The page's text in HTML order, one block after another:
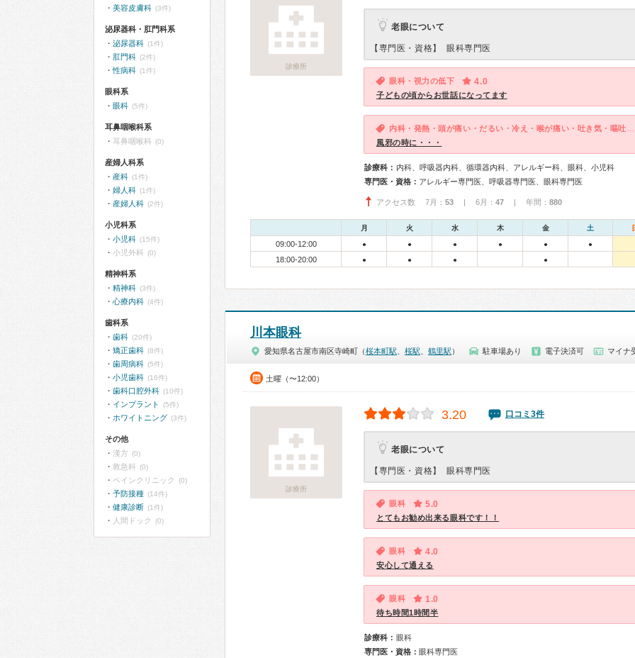
診療所
老眼について
【専門医・資格】 眼科専門医
眼科・視力の低下 4.0
子どもの頃からお世話になってます
風邪の時に・・・
診療科： 内科、呼吸器内科、循環器内科、アレルギー科、眼科、小児科
専門医・資格： アレルギー専門医、呼吸器専門医、眼科専門医
アクセス数 7月： 53 | 6月： 47 | 年間： 880
月 火 水 木 金 土
09:00-12:00 ● ● ● ● ● ●
18:00-20:00 ● ● ● ●
川本眼科
愛知県名古屋市南区寺崎町（桜本町駅 桜駅 鶴里駅 ） 駐車場あり 電子決済可 マイナ
土曜（〜12:00）
診療所
3.20 口コミ3件
老眼について
【専門医・資格】 眼科専門医
眼科 5.0
とてもお勧め出来る眼科です！！
眼科 4.0
安心して通える
眼科 1.0
待ち時間1時間半
診療科： 眼科
専門医・資格： 眼科専門医
美容皮膚科 (3件)
泌尿器科・肛門科系
泌尿器科 (1件)
肛門科 (2件)
性病科 (1件)
眼科系
眼科 (5件)
耳鼻咽喉科系
耳鼻咽喉科 (0)
産婦人科系
産科 (1件)
婦人科 (1件)
産婦人科 (2件)
小児科系
小児科 (15件)
小児外科 (0)
精神科系
精神科 (3件)
心療内科 (4件)
歯科系
歯科 (20件)
矯正歯科 (8件)
歯周病科 (5件)
小児歯科 (16件)
歯科口腔外科 (10件)
インプラント (5件)
ホワイトニング (3件)
その他
漢方 (0)
救急科 (0)
ペインクリニック (0)
予防接種 (14件)
健康診断 (1件)
人間ドック (0)